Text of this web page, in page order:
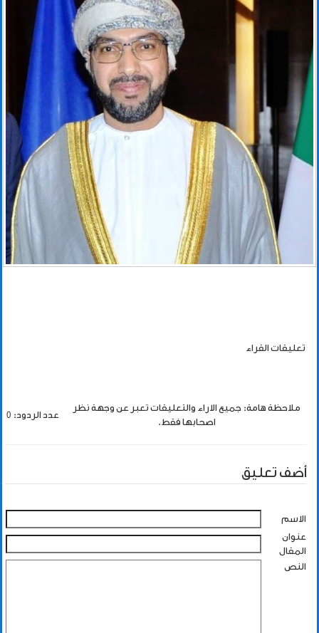
تعليقات القراء
ملاحظة هامة: جميع الاراء والتعليقات تعبر عن وجهة نظر
اصحابها فقط.
عدد الردود: 0
أضف تعليق
الاسم
عنوان
المقال
النص